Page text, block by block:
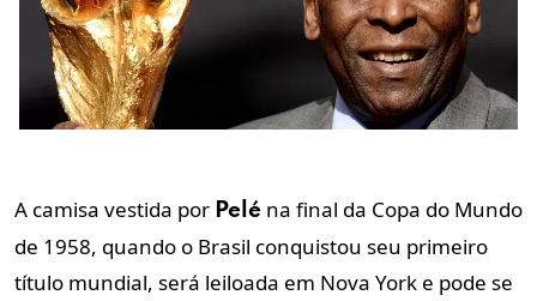
A camisa vestida por Pelé na final da Copa do Mundo
de 1958, quando o Brasil conquistou seu primeiro
título mundial, será leiloada em Nova York e pode se